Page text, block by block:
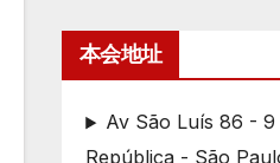
本会地址
Av São Luís 86 - 9
República - São